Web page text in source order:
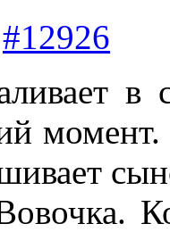
#12926
момент.